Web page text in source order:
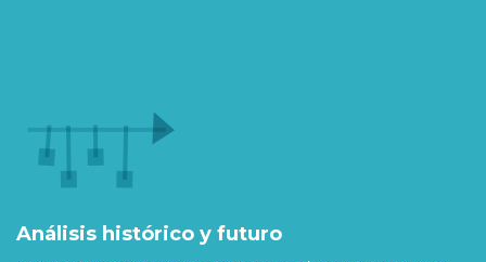
Análisis histórico y futuro